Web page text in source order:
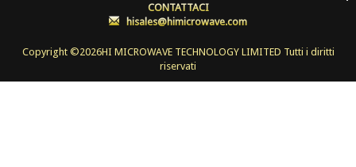
CONTATTACI
hisales@himicrowave.com
Copyright ©2026HI MICROWAVE TECHNOLOGY LIMITED Tutti i diritti
riservati